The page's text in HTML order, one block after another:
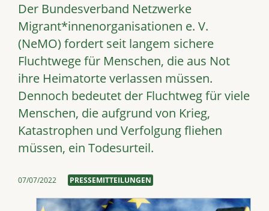
Der Bundesverband Netzwerke
Migrant*innenorganisationen e. V.
(NeMO) fordert seit langem sichere
Fluchtwege für Menschen, die aus Not
ihre Heimatorte verlassen müssen.
Dennoch bedeutet der Fluchtweg für viele
Menschen, die aufgrund von Krieg,
Katastrophen und Verfolgung fliehen
müssen, ein Todesurteil.
07/07/2022 PRESSEMITTEILUNGEN